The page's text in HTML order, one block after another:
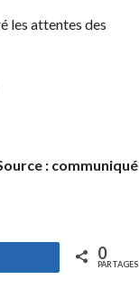
les attentes des
: communiqué
0
PARTAGES